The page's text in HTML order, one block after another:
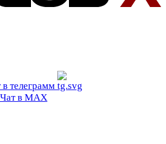
в телеграмм
Чат в МАХ